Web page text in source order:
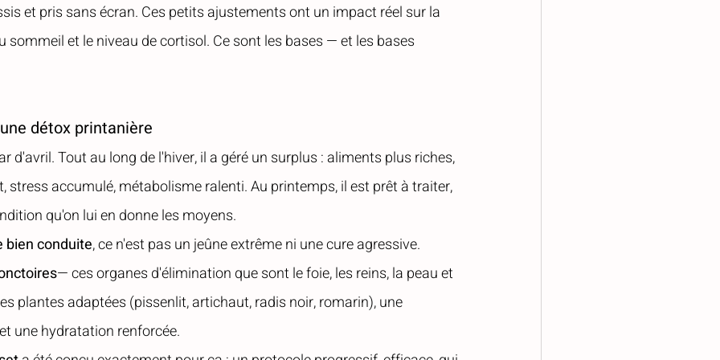
et pris sans écran. Ces petits ajustements ont un impact réel sur la
sommeil et le niveau de cortisol. Ce sont les bases — et les bases
détox printanière
d'avril. Tout au long de l'hiver, il a géré un surplus : aliments plus riches,
stress accumulé, métabolisme ralenti. Au printemps, il est prêt à traiter,
qu'on lui en donne les moyens.
bien conduite, ce n'est pas un jeûne extrême ni une cure agressive.
— ces organes d'élimination que sont le foie, les reins, la peau et
plantes adaptées (pissenlit, artichaut, radis noir, romarin), une
une hydratation renforcée.